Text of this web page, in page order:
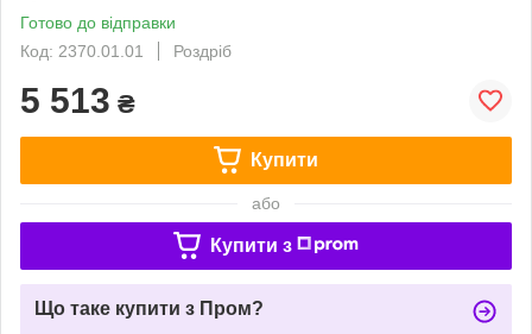
Готово до відправки
Код: 2370.01.01
Роздріб
5 513 ₴
Купити
або
Купити з
Що таке купити з Пром?